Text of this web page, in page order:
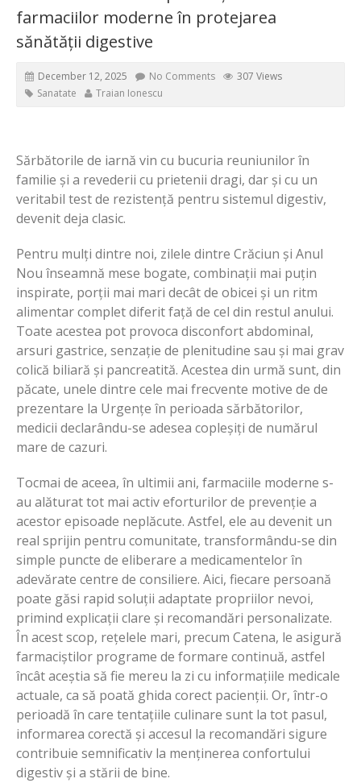
farmaciilor moderne în protejarea
sănătății digestive
December 12, 2025 No Comments
307 Views
Sanatate
Traian Ionescu
Sărbătorile de iarnă vin cu bucuria reuniunilor în
familie și a revederii cu prietenii dragi, dar și cu un
veritabil test de rezistență pentru sistemul digestiv,
devenit deja clasic.
Pentru mulți dintre noi, zilele dintre Crăciun și Anul
Nou înseamnă mese bogate, combinații mai puțin
inspirate, porții mai mari decât de obicei și un ritm
alimentar complet diferit față de cel din restul anului.
Toate acestea pot provoca disconfort abdominal,
arsuri gastrice, senzație de plenitudine sau și mai grav
colică biliară și pancreatită. Acestea din urmă sunt, din
păcate, unele dintre cele mai frecvente motive de de
prezentare la Urgențe în perioada sărbătorilor,
medicii declarându-se adesea copleșiți de numărul
mare de cazuri.
Tocmai de aceea, în ultimii ani, farmaciile moderne s-
au alăturat tot mai activ eforturilor de prevenție a
acestor episoade neplăcute. Astfel, ele au devenit un
real sprijin pentru comunitate, transformându-se din
simple puncte de eliberare a medicamentelor în
adevărate centre de consiliere. Aici, fiecare persoană
poate găsi rapid soluții adaptate propriilor nevoi,
primind explicații clare și recomandări personalizate.
În acest scop, rețelele mari, precum Catena, le asigură
farmaciștilor programe de formare continuă, astfel
încât aceștia să fie mereu la zi cu informațiile medicale
actuale, ca să poată ghida corect pacienții. Or, într-o
perioadă în care tentațiile culinare sunt la tot pasul,
informarea corectă și accesul la recomandări sigure
contribuie semnificativ la menținerea confortului
digestiv și a stării de bine.